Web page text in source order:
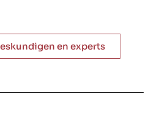
en experts